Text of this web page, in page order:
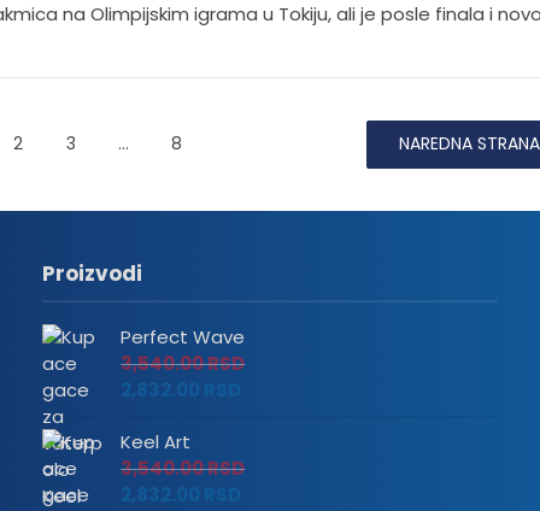
na Olimpijskim igrama u Tokiju, ali je posle finala i
2 3 … 8 NAREDNA STRANA
Proizvodi
Perfect Wave
3,540.00RSD
2,832.00
Keel Art
3,540.00RSD
2,832.00